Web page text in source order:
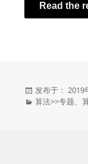
Read the
发
布
发布于： 2019
分
算法>>专题、